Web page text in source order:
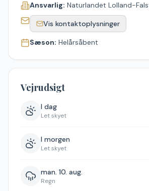
Ansvarlig: Naturlandet Lolland-
Vis kontaktoplysninger
Sæson: Helårsåbent
Vejrudsigt
I dag
Let skyet
I morgen
Let skyet
man. 10. aug.
Regn